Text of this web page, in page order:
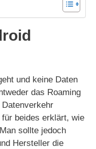
und keine Daten
das Roaming
beides erklärt, wie
sollte jedoch
Hersteller die